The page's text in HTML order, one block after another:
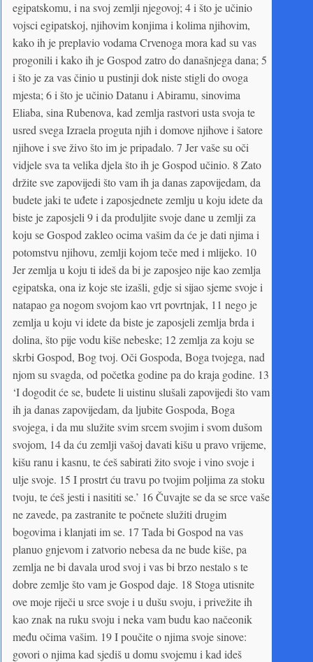
egipatskomu, i na svoj zemlji njegovoj; 4 i što je učinio
vojsci egipatskoj, njihovim konjima i kolima njihovim,
kako ih je preplavio vodama Crvenoga mora kad su vas
progonili i kako ih je Gospod zatro do današnjega dana; 5
i što je za vas činio u pustinji dok niste stigli do ovoga
mjesta; 6 i što je učinio Datanu i Abiramu, sinovima
Eliaba, sina Rubenova, kad zemlja rastvori usta svoja te
usred svega Izraela proguta njih i domove njihove i šatore
njihove i sve živo što im je pripadalo. 7 Jer vaše su oči
vidjele sva ta velika djela što ih je Gospod učinio. 8 Zato
držite sve zapovijedi što vam ih ja danas zapovijedam, da
budete jaki te uđete i zaposjednete zemlju u koju idete da
biste je zaposjeli 9 i da produljite svoje dane u zemlji za
koju se Gospod zakleo ocima vašim da će je dati njima i
potomstvu njihovu, zemlji kojom teče med i mlijeko. 10
Jer zemlja u koju ti ideš da bi je zaposjeo nije kao zemlja
egipatska, ona iz koje ste izašli, gdje si sijao sjeme svoje i
natapao ga nogom svojom kao vrt povrtnjak, 11 nego je
zemlja u koju vi idete da biste je zaposjeli zemlja brda i
dolina, što pije vodu kiše nebeske; 12 zemlja za koju se
skrbi Gospod, Bog tvoj. Oči Gospoda, Boga tvojega, nad
njom su svagda, od početka godine pa do kraja godine. 13
‘I dogodit će se, budete li uistinu slušali zapovijedi što vam
ih ja danas zapovijedam, da ljubite Gospoda, Boga
svojega, i da mu služite svim srcem svojim i svom dušom
svojom, 14 da ću zemlji vašoj davati kišu u pravo vrijeme,
kišu ranu i kasnu, te ćeš sabirati žito svoje i vino svoje i
ulje svoje. 15 I prostrt ću travu po tvojim poljima za stoku
tvoju, te ćeš jesti i nasititi se.’ 16 Čuvajte se da se srce vaše
ne zavede, pa zastranite te počnete služiti drugim
bogovima i klanjati im se. 17 Tada bi Gospod na vas
planuo gnjevom i zatvorio nebesa da ne bude kiše, pa
zemlja ne bi davala urod svoj i vas bi brzo nestalo s te
dobre zemlje što vam je Gospod daje. 18 Stoga utisnite
ove moje riječi u srce svoje i u dušu svoju, i privežite ih
kao znak na ruku svoju i neka vam budu kao načeonik
među očima vašim. 19 I poučite o njima svoje sinove:
govori o njima kad sjediš u domu svojemu i kad ideš